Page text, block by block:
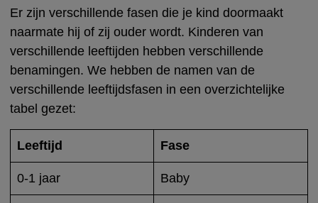
Er zijn verschillende fasen die je kind doormaakt
naarmate hij of zij ouder wordt. Kinderen van
verschillende leeftijden hebben verschillende
benamingen. We hebben de namen van de
verschillende leeftijdsfasen in een overzichtelijke
tabel gezet:
Leeftijd Fase
0-1 jaar Baby